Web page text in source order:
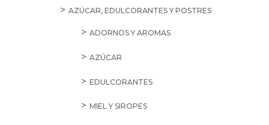
AZÚCAR, EDULCORANTES Y POSTRES
ADORNOS Y AROMAS
AZÚCAR
EDULCORANTES
MIEL Y SIROPES